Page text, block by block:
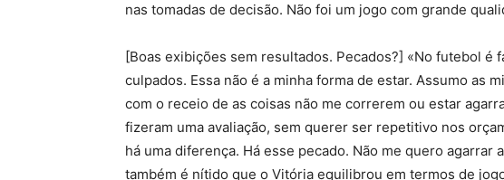
nas tomadas de decisão. Não foi um jogo com grande
[Boas exibições sem resultados. Pecados?] «No futebol é
culpados. Essa não é a minha forma de estar. Assumo as
com o receio de as coisas não me correrem ou estar
fizeram uma avaliação, sem querer ser repetitivo nos
há uma diferença. Há esse pecado. Não me quero agarrar
também é nítido que o Vitória equilibrou em termos de